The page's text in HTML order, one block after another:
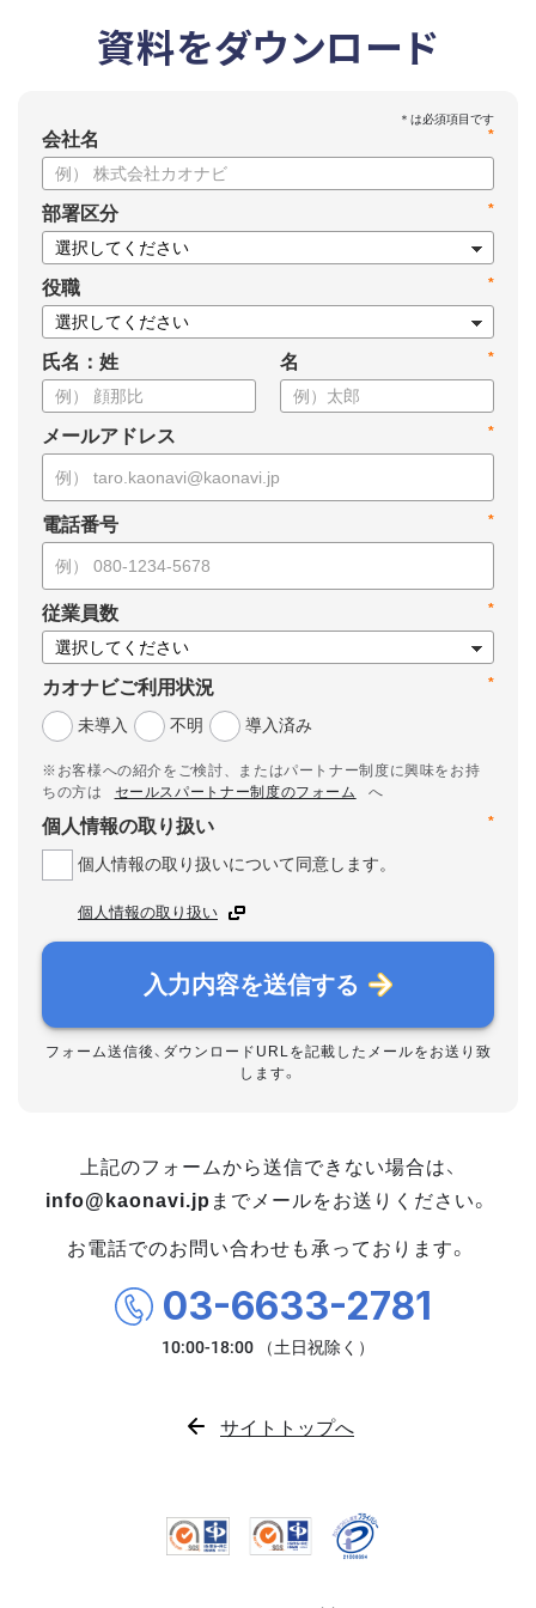
資料をダウンロード
*
会社名
*
部署区分
*
役職
氏名：姓 *
名
*
メールアドレス
*
電話番号
*
従業員数
*
カオナビご利用状況
未導入
不明 導入済み
※お客様への紹介をご検討、またはパートナー制度に興味をお持
ちの方は
セールスパートナー制度のフォーム
へ
*
個人情報の取り扱い
個人情報の取り扱いについて同意します。
個人情報の取り扱い
入力内容を送信する
フォーム送信後、ダウンロードURLを記載したメールをお送り致
します。
上記のフォームから送信できない場合は、
info@kaonavi.jp までメールをお送りください。
お電話でのお問い合わせも承っております。
03-6633-2781
サイトトップへ